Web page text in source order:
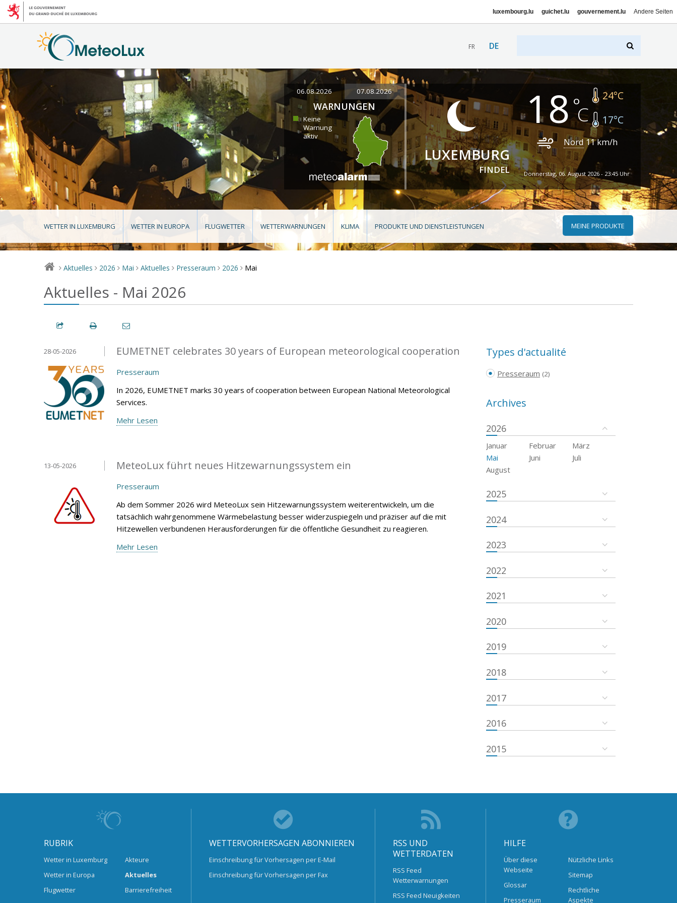
luxembourg.lu guichet.lu gouvernement.lu Andere Seiten
FR DE
06.08.2026 07.08.2026
WARNUNGEN
Keine
Warnung
aktiv
LUXEMBURG
FINDEL
18 24°C
17°C
Nord 11km/h
Donnerstag, 06. August 2026 - 23:45 Uhr
WETTER IN LUXEMBURG WETTER IN EUROPA FLUGWETTER WETTERWARNUNGEN KLIMA PRODUKTE UND DIENSTLEISTUNGEN MEINE PRODUKTE
> Aktuelles > 2026 > Mai > Aktuelles > Presseraum > 2026 > Mai
Aktuelles - Mai 2026
EUMETNET celebrates 30 years of European meteorological cooperation
28-05-2026
Presseraum
In 2026, EUMETNET marks 30 years of cooperation between European National Meteorological
Services.
Mehr Lesen
MeteoLux führt neues Hitzewarnungssystem ein
13-05-2026
Presseraum
Ab dem Sommer 2026 wird MeteoLux sein Hitzewarnungssystem weiterentwickeln, um die
tatsächlich wahrgenommene Wärmebelastung besser widerzuspiegeln und präziser auf die mit
Hitzewellen verbundenen Herausforderungen für die öffentliche Gesundheit zu reagieren.
Mehr Lesen
Types d'actualité
Presseraum (2)
Archives
2026
Januar Februar
März
Mai
Juni
Juli
August
2025
2024
2023
2022
2021
2020
2019
2018
2017
2016
2015
RUBRIK
Wetter in Luxemburg
Wetter in Europa
Flugwetter
Akteure
Aktuelles
Barrierefreiheit
WETTERVORHERSAGEN ABONNIEREN
Einschreibung für Vorhersagen per E-Mail
Einschreibung für Vorhersagen per Fax
RSS UND
WETTERDATEN
RSS Feed
Wetterwarnungen
RSS Feed Neuigkeiten
HILFE
Über diese
Webseite
Glossar
Presseraum
Nützliche Links
Sitemap
Rechtliche
Aspekte